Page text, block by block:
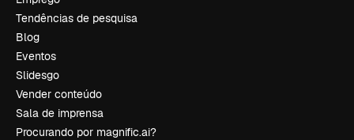
Tendências de pesquisa
Blog
Eventos
Slidesgo
Vender conteúdo
Sala de imprensa
Procurando por magnific.ai?